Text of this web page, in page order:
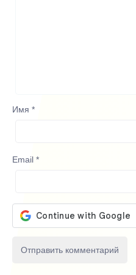
Имя *
Email *